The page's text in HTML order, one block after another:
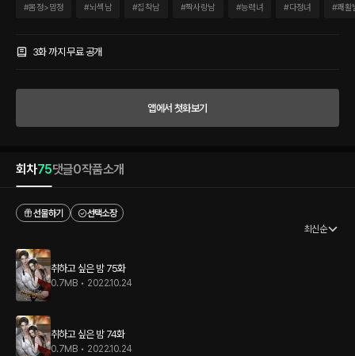
게 술은 아니야.” 갑작스럽게 맞닿은 입술. 물기 젖은 소리. 벌어지는 틈 사이로 침범하는
#몸정>맘정 #뇌섹남 #집착남 #짝사랑남 #능력녀 #다정녀 #쾌활
3화 까지 무료 공개
앱에서 첫화보기
회차75댓글0작품소개
선물하기
선택소장
최신순
취하고 싶은 밤 75화
0.7MB • 2022.10.24
취하고 싶은 밤 74화
0.7MB • 2022.10.24